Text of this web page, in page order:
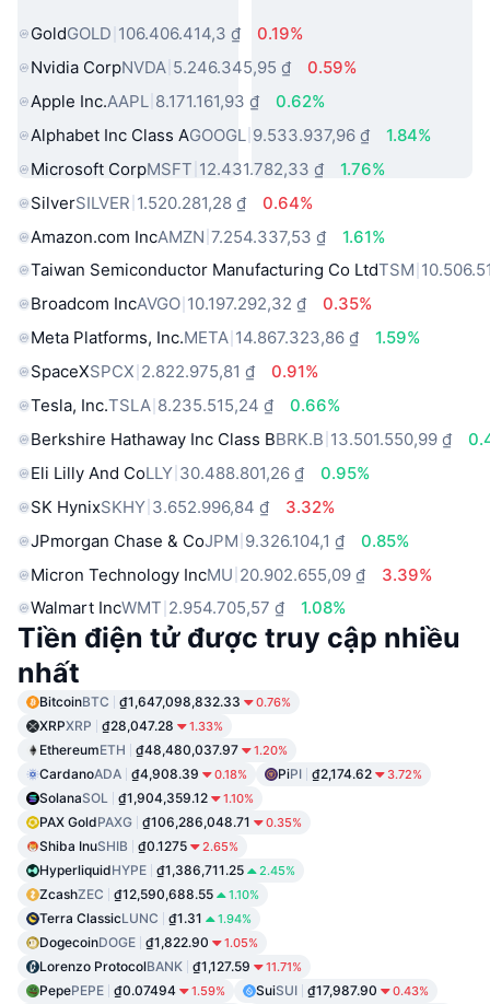
GoldGOLD 106.406.414,3 ₫
0.19%
Nvidia CorpNVDA 5.246.345,95 ₫
0.59%
Apple Inc.AAPL 8.171.161,93 ₫
0.62%
Alphabet Inc Class AGOOGL 9.533.937,96 ₫
1.84%
Microsoft CorpMSFT 12.431.782,33 ₫
1.76%
SilverSILVER 1.520.281,28 ₫
0.64%
Amazon.com IncAMZN 7.254.337,53 ₫
1.61%
Taiwan Semiconductor Manufacturing Co LtdTSM
Broadcom IncAVGO 10.197.292,32 ₫
0.35%
Meta Platforms, Inc.META 14.867.323,86 ₫
1.59%
SpaceXSPCX 2.822.975,81 ₫
0.91%
Tesla, Inc.TSLA 8.235.515,24 ₫
0.66%
Berkshire Hathaway Inc Class BBRK.B 13.501.550,99 ₫
Eli Lilly And CoLLY 30.488.801,26 ₫
0.95%
SK HynixSKHY 3.652.996,84 ₫
3.32%
JPmorgan Chase & CoJPM 9.326.104,1 ₫
0.85%
Micron Technology IncMU 20.902.655,09 ₫
3.39%
Walmart IncWMT 2.954.705,57 ₫ 1.08%
Tiền điện tử được truy cập nhiều
nhất
BitcoinBTC ₫1,647,098,832.33 0.76%
XRPXRP ₫28,047.28 1.33%
EthereumETH ₫48,480,037.97 1.20%
CardanoADA ₫4,908.39 0.18% PiPI ₫2,174.62 3.72%
SolanaSOL ₫1,904,359.12 1.10%
PAX GoldPAXG ₫106,286,048.71 0.35%
Shiba InuSHIB ₫0.1275 2.65%
HyperliquidHYPE ₫1,386,711.25 2.45%
ZcashZEC ₫12,590,688.55 1.10%
Terra ClassicLUNC ₫1.31 1.94%
DogecoinDOGE ₫1,822.90 1.05%
Lorenzo ProtocolBANK ₫1,127.59 11.71%
PepePEPE ₫0.07494 1.59% SuiSUI ₫17,987.90 0.43%